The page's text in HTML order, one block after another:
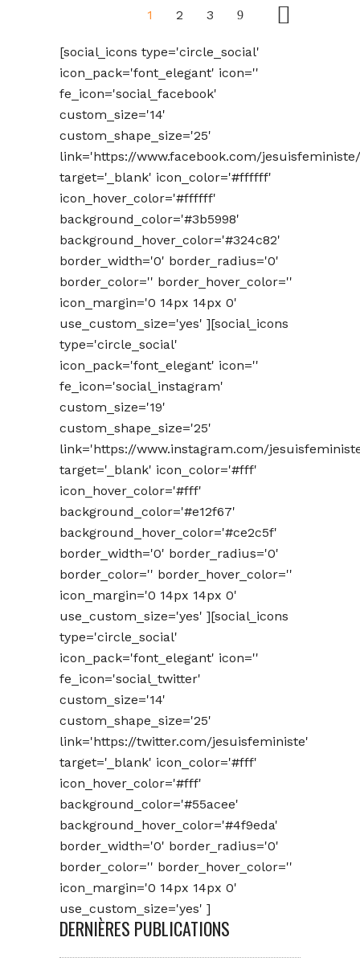
1 2 3
[social_icons type='circle_social'
icon_pack='font_elegant' icon=''
fe_icon='social_facebook'
custom_size='14'
custom_shape_size='25'
link='https://www.facebook.com/
target='_blank' icon_color='#ffffff'
icon_hover_color='#ffffff'
background_color='#3b5998'
background_hover_color='#324c82'
border_width='0' border_radius='0'
border_color='' border_hover_color=''
icon_margin='0 14px 14px 0'
use_custom_size='yes' ][social_icons
type='circle_social'
icon_pack='font_elegant' icon=''
fe_icon='social_instagram'
custom_size='19'
custom_shape_size='25'
link='https://www.instagram.com/
target='_blank' icon_color='#fff'
icon_hover_color='#fff'
background_color='#e12f67'
background_hover_color='#ce2c5f'
border_width='0' border_radius='0'
border_color='' border_hover_color=''
icon_margin='0 14px 14px 0'
use_custom_size='yes' ][social_icons
type='circle_social'
icon_pack='font_elegant' icon=''
fe_icon='social_twitter'
custom_size='14'
custom_shape_size='25'
link='https://twitter.com/jesuisfeministe'
target='_blank' icon_color='#fff'
icon_hover_color='#fff'
background_color='#55acee'
background_hover_color='#4f9eda'
border_width='0' border_radius='0'
border_color='' border_hover_color=''
icon_margin='0 14px 14px 0'
use_custom_size='yes' ]
DERNIÈRES PUBLICATIONS